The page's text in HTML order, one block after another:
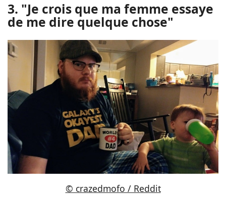
3. "Je crois que ma femme essaye
de me dire quelque chose"
© crazedmofo / Reddit